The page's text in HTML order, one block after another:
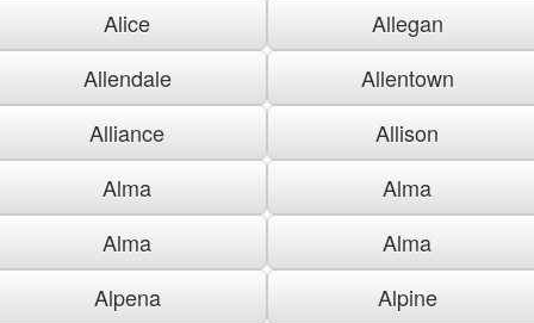
Alice
Allegan
Allendale
Allentown
Alliance
Allison
Alma
Alma
Alma
Alma
Alpena
Alpine